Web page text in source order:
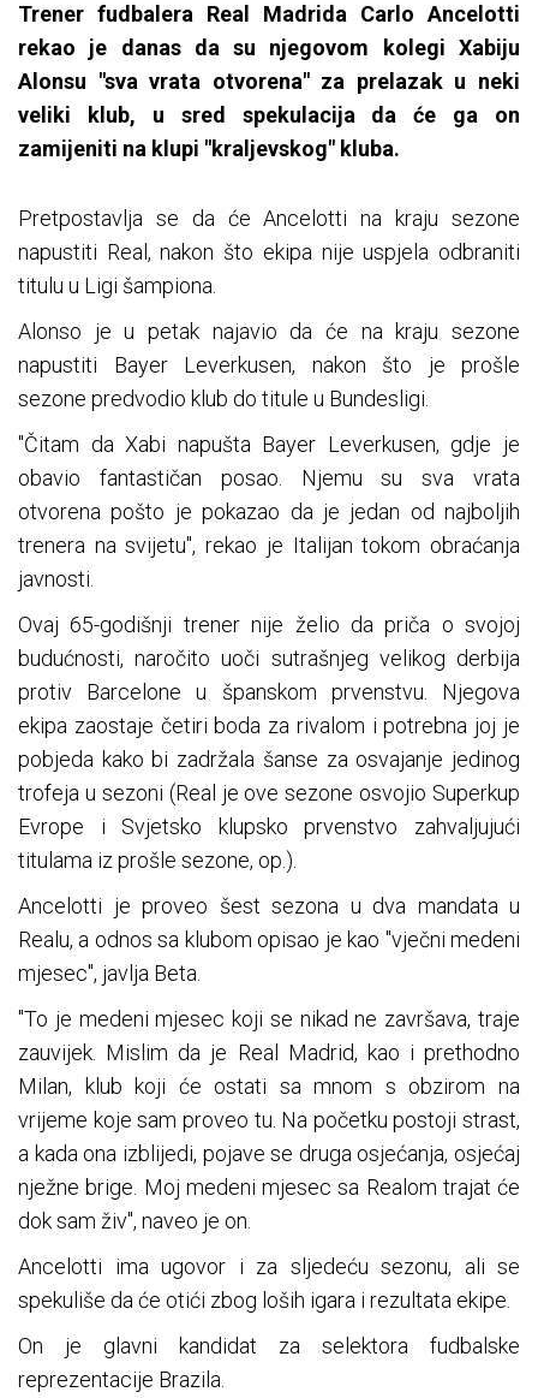
Trener fudbalera Real Madrida Carlo Ancelotti
rekao je danas da su njegovom kolegi Xabiju
Alonsu "sva vrata otvorena" za prelazak u neki
veliki klub, u sred spekulacija da će ga on
zamijeniti na klupi "kraljevskog" kluba.
Pretpostavlja se da će Ancelotti na kraju sezone
napustiti Real, nakon što ekipa nije uspjela odbraniti
titulu u Ligi šampiona.
Alonso je u petak najavio da će na kraju sezone
napustiti Bayer Leverkusen, nakon što je prošle
sezone predvodio klub do titule u Bundesligi.
"Čitam da Xabi napušta Bayer Leverkusen, gdje je
obavio fantastičan posao. Njemu su sva vrata
otvorena pošto je pokazao da je jedan od najboljih
trenera na svijetu", rekao je Italijan tokom obraćanja
javnosti.
Ovaj 65-godišnji trener nije želio da priča o svojoj
budućnosti, naročito uoči sutrašnjeg velikog derbija
protiv Barcelone u španskom prvenstvu. Njegova
ekipa zaostaje četiri boda za rivalom i potrebna joj je
pobjeda kako bi zadržala šanse za osvajanje jedinog
trofeja u sezoni (Real je ove sezone osvojio Superkup
Evrope i Svjetsko klupsko prvenstvo zahvaljujući
titulama iz prošle sezone, op.).
Ancelotti je proveo šest sezona u dva mandata u
Realu, a odnos sa klubom opisao je kao "vječni medeni
mjesec", javlja Beta.
"To je medeni mjesec koji se nikad ne završava, traje
zauvijek. Mislim da je Real Madrid, kao i prethodno
Milan, klub koji će ostati sa mnom s obzirom na
vrijeme koje sam proveo tu. Na početku postoji strast,
a kada ona izblijedi, pojave se druga osjećanja, osjećaj
nježne brige. Moj medeni mjesec sa Realom trajat će
dok sam živ", naveo je on.
Ancelotti ima ugovor i za sljedeću sezonu, ali se
spekuliše da će otići zbog loših igara i rezultata ekipe.
On je glavni kandidat za selektora fudbalske
reprezentacije Brazila.